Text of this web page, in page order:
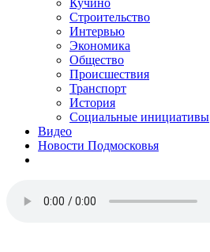
Кучино
Строительство
Интервью
Экономика
Общество
Происшествия
Транспорт
История
Социальные инициативы
Видео
Новости Подмосковья